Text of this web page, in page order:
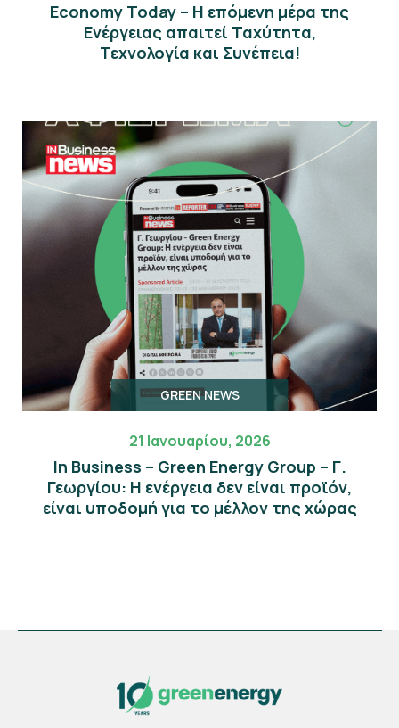
Economy Today – Η επόμενη μέρα της
Eνέργειας απαιτεί Ταχύτητα,
Τεχνολογία και Συνέπεια!
GREEN NEWS
21 Ιανουαρίου, 2026
In Business – Green Energy Group – Γ.
Γεωργίου: Η ενέργεια δεν είναι προϊόν,
είναι υποδομή για το μέλλον της χώρας